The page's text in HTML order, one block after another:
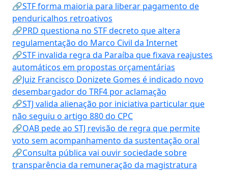
🔗STF forma maioria para liberar pagamento de
penduricalhos retroativos
🔗PRD questiona no STF decreto que altera
regulamentação do Marco Civil da Internet
🔗STF invalida regra da Paraíba que fixava reajustes
automáticos em propostas orçamentárias
🔗Juiz Francisco Donizete Gomes é indicado novo
desembargador do TRF4 por aclamação
🔗STJ valida alienação por iniciativa particular que
não seguiu o artigo 880 do CPC
🔗OAB pede ao STJ revisão de regra que permite
voto sem acompanhamento da sustentação oral
🔗Consulta pública vai ouvir sociedade sobre
transparência da remuneração da magistratura